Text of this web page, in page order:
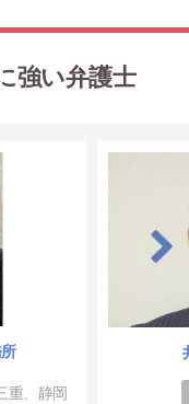
強い弁護士
重、静岡